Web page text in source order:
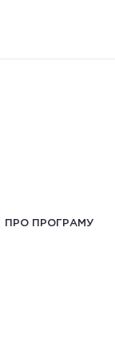
ПРО ПРОГРАМУ